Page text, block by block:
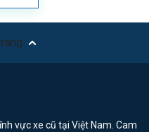
vực xe cũ tại Việt Nam. Cam